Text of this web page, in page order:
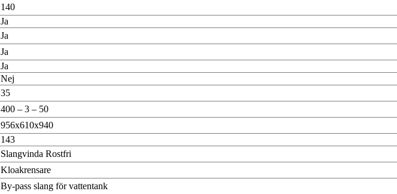
140
Ja
Ja
Ja
Ja
Nej
35
400 – 3 – 50
956x610x940
143
Slangvinda Rostfri
Kloakrensare
By-pass slang för vattentank